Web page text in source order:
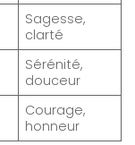
Sagesse,
clarté
Sérénité,
douceur
Courage,
honneur